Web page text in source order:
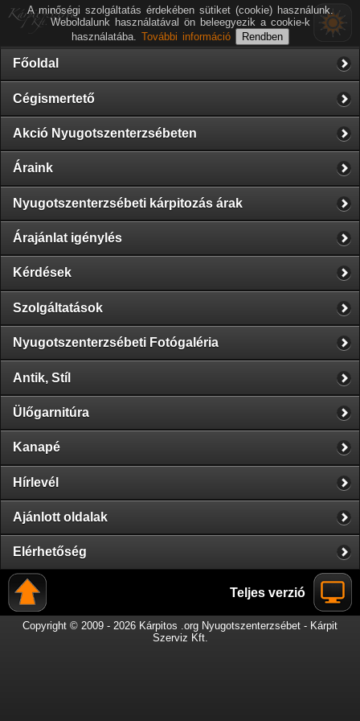
Főoldal
Cégismertető
Akció Nyugotszenterzsébeten
Áraink
Nyugotszenterzsébeti kárpitozás árak
Árajánlat igénylés
Kérdések
Szolgáltatások
Nyugotszenterzsébeti Fotógaléria
Antik, Stíl
Ülőgarnitúra
Kanapé
Hírlevél
Ajánlott oldalak
Elérhetőség
Teljes verzió
Copyright © 2009 - 2026 Kárpitos .org Nyugotszenterzsébet - Kárpit
Szerviz Kft.
A minőségi szolgáltatás érdekében sütiket (cookie) használunk.
Weboldalunk használatával ön beleegyezik a cookie-k
használatába. További információ